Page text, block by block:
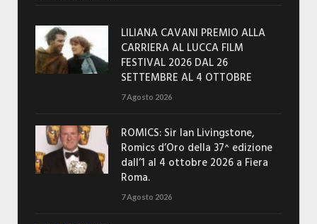
LILIANA CAVANI PREMIO ALLA
CARRIERA AL LUCCA FILM
FESTIVAL 2026 DAL 26
SETTEMBRE AL 4 OTTOBRE
7 Agosto 2026
ROMICS: Sir Ian Livingstone,
Romics d’Oro della 37^ edizione
dall’1 al 4 ottobre 2026 a Fiera
Roma.
7 Agosto 2026